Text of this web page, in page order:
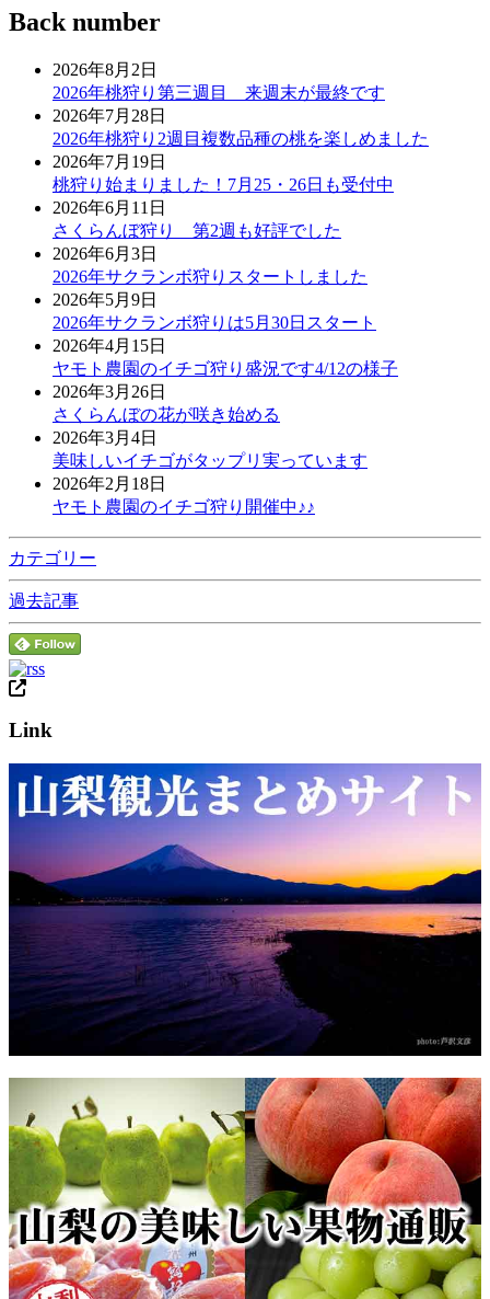
Back number
2026年8月2日
2026年桃狩り第三週目 来週末が最終です
2026年7月28日
2026年桃狩り2週目複数品種の桃を楽しめました
2026年7月19日
桃狩り始まりました！7月25・26日も受付中
2026年6月11日
さくらんぼ狩り 第2週も好評でした
2026年6月3日
2026年サクランボ狩りスタートしました
2026年5月9日
2026年サクランボ狩りは5月30日スタート
2026年4月15日
ヤモト農園のイチゴ狩り盛況です4/12の様子
2026年3月26日
さくらんぼの花が咲き始める
2026年3月4日
美味しいイチゴがタップリ実っています
2026年2月18日
ヤモト農園のイチゴ狩り開催中♪♪
カテゴリー
過去記事
Link